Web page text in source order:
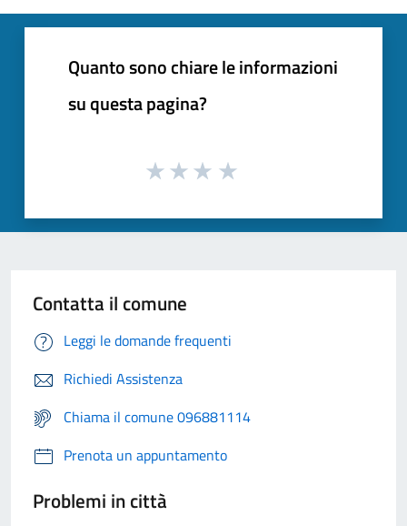
Quanto sono chiare le informazioni
su questa pagina?
Contatta il comune
Leggi le domande frequenti
Richiedi Assistenza
Chiama il comune 096881114
Prenota un appuntamento
Problemi in città